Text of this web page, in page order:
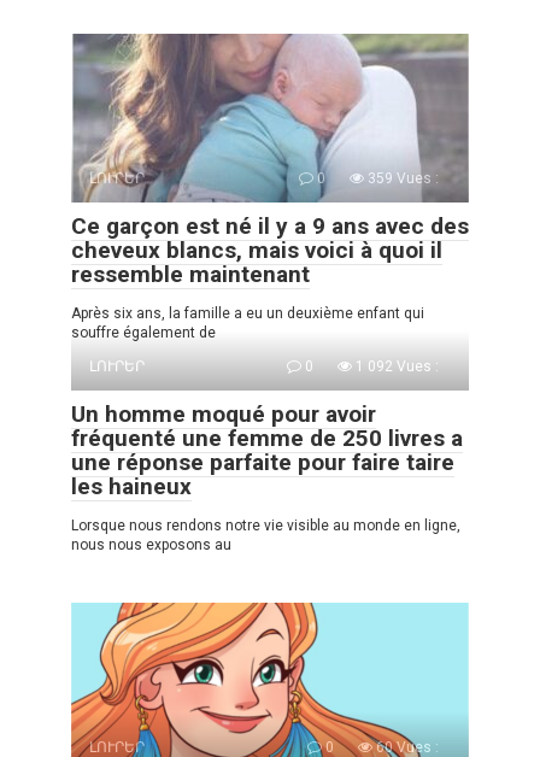
ԼՈՒՐԵՐ 0 359 Vues :
Ce garçon est né il y a 9 ans avec des
cheveux blancs, mais voici à quoi il
ressemble maintenant
Après six ans, la famille a eu un deuxième enfant qui
souffre également de
ԼՈՒՐԵՐ
0 1 092 Vues :
Un homme moqué pour avoir
fréquenté une femme de 250 livres a
une réponse parfaite pour faire taire
les haineux
Lorsque nous rendons notre vie visible au monde en ligne,
nous nous exposons au
ԼՈՒՐԵՐ 0 60 Vues :